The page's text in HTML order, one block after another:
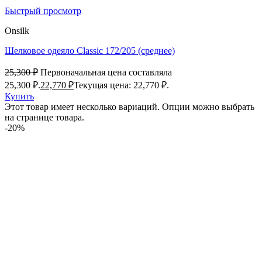
Быстрый просмотр
Onsilk
Шелковое одеяло Classic 172/205 (среднее)
25,300₽ Первоначальная цена составляла
25,300 ₽.22,770 ₽Текущая цена: 22,770 ₽.
Купить
Этот товар имеет несколько вариаций. Опции можно выбрать
на странице товара.
-20%